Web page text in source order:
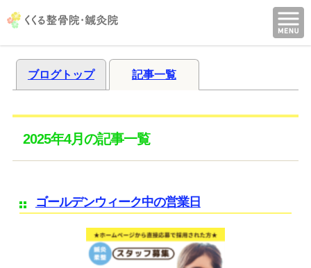
ブログトップ 記事一覧
2025年4月の記事一覧
ゴールデンウィーク中の営業日